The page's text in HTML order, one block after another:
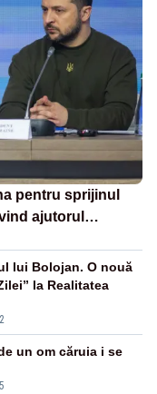
pentru sprijinul
ajutorul
lui Bolojan. O nouă
la Realitatea
un om căruia i se